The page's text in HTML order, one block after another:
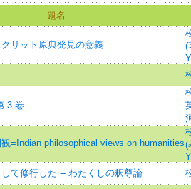
題名
クリット原典発見の意義
(
3 卷
=Indian philosophical views on humanities(
て修行した -- わたくしの釈尊論